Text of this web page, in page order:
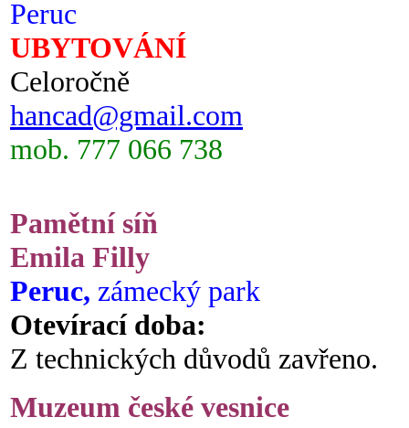
Peruc
UBYTOVÁNÍ
Celoročně
hancad@gmail.com
mob. 777 066 738
Pamětní síň
Emila Filly
Peruc, zámecký park
Otevírací doba:
Z technických důvodů zavřeno.
Muzeum české vesnice